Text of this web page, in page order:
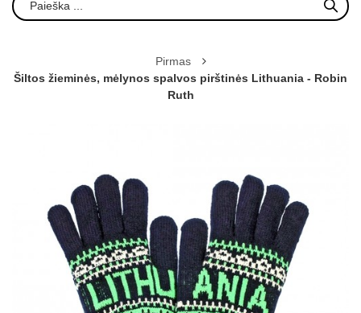
Pirmas
Šiltos žieminės, mėlynos spalvos pirštinės Lithuania - Robin
Ruth